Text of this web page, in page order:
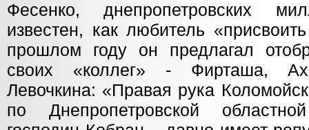
Фесенко, днепропетровских
известен, как любитель
прошлом году он предлагал
своих «коллег» - Фирташа,
Левочкина: «Правая рука
по Днепропетровской